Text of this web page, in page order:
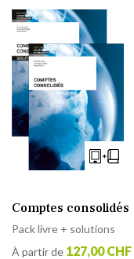
Comptes consolidés
Pack livre + solutions
À partir de 127,00 CHF